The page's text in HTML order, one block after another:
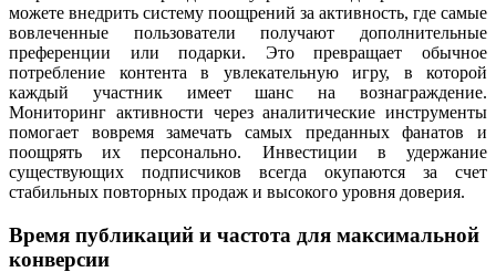
можете внедрить систему поощрений за активность, где самые
вовлеченные пользователи получают дополнительные
преференции или подарки. Это превращает обычное
потребление контента в увлекательную игру, в которой
каждый участник имеет шанс на вознаграждение.
Мониторинг активности через аналитические инструменты
помогает вовремя замечать самых преданных фанатов и
поощрять их персонально. Инвестиции в удержание
существующих подписчиков всегда окупаются за счет
стабильных повторных продаж и высокого уровня доверия.
Время публикаций и частота для максимальной
конверсии